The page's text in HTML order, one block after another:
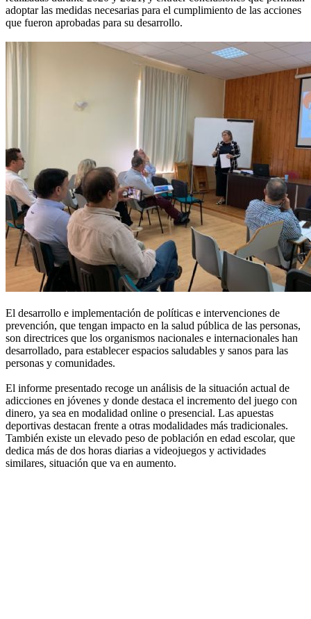
adoptar las medidas necesarias para el cumplimiento de las acciones
que fueron aprobadas para su desarrollo.
El desarrollo e implementación de políticas e intervenciones de
prevención, que tengan impacto en la salud pública de las personas,
son directrices que los organismos nacionales e internacionales han
desarrollado, para establecer espacios saludables y sanos para las
personas y comunidades.
El informe presentado recoge un análisis de la situación actual de
adicciones en jóvenes y donde destaca el incremento del juego con
dinero, ya sea en modalidad online o presencial. Las apuestas
deportivas destacan frente a otras modalidades más tradicionales.
También existe un elevado peso de población en edad escolar, que
dedica más de dos horas diarias a videojuegos y actividades
similares, situación que va en aumento.